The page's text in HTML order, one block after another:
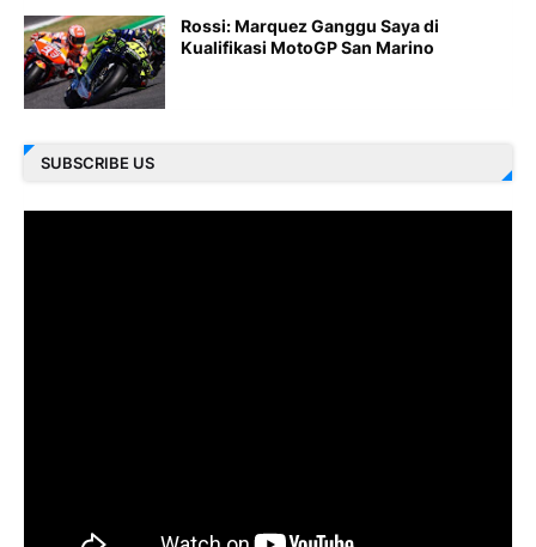
Rossi: Marquez Ganggu Saya di
Kualifikasi MotoGP San Marino
SUBSCRIBE US